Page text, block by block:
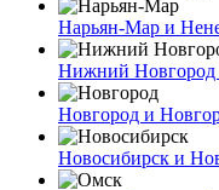
Нарьян-Мар и
Нижний Новгород
Новгород и
Новосибирск и